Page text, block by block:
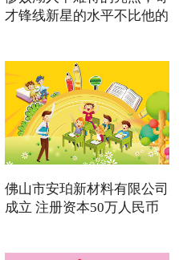
才锋线新星的水平不比他的
佛山市安珀新材料有限公司
成立 注册资本50万人民币